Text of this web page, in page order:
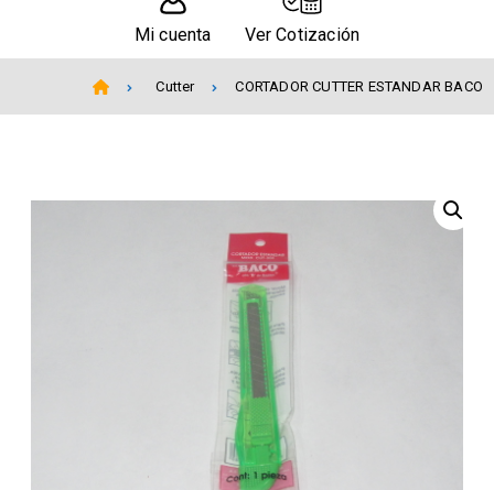
Mi cuenta Ver Cotización
Cutter CORTADOR CUTTER ESTANDAR BACO